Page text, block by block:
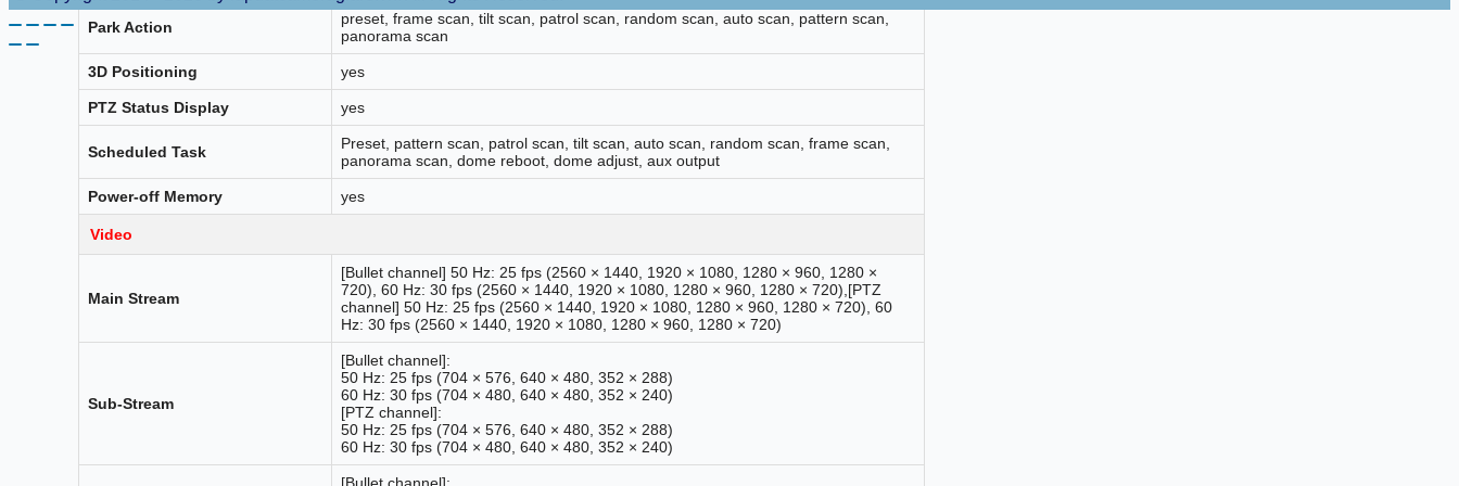
Park Action
preset, frame scan, tilt scan, patrol scan, random scan, auto scan, pattern scan,
panorama scan
3D Positioning yes
PTZ Status Display yes
Scheduled Task
Preset, pattern scan, patrol scan, tilt scan, auto scan, random scan, frame scan,
panorama scan, dome reboot, dome adjust, aux output
Power-off Memory yes
Video
Main Stream
[Bullet channel] 50 Hz: 25 fps (2560 × 1440, 1920 × 1080, 1280 × 960, 1280 ×
720), 60 Hz: 30 fps (2560 × 1440, 1920 × 1080, 1280 × 960, 1280 × 720),[PTZ
channel] 50 Hz: 25 fps (2560 × 1440, 1920 × 1080, 1280 × 960, 1280 × 720), 60
Hz: 30 fps (2560 × 1440, 1920 × 1080, 1280 × 960, 1280 × 720)
Sub-Stream
[Bullet channel]:
50 Hz: 25 fps (704 × 576, 640 × 480, 352 × 288)
60 Hz: 30 fps (704 × 480, 640 × 480, 352 × 240)
[PTZ channel]:
50 Hz: 25 fps (704 × 576, 640 × 480, 352 × 288)
60 Hz: 30 fps (704 × 480, 640 × 480, 352 × 240)
[Bullet channel]: